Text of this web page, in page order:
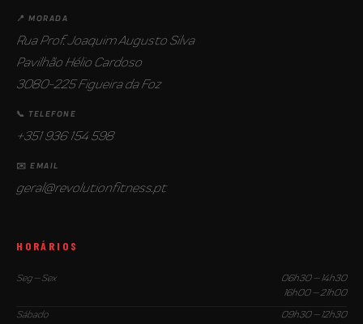
📍 MORADA
Rua Prof. Joaquim Augusto Silva
Pavilhão Hélio Cardoso
3080-225 Figueira da Foz
📞 TELEFONE
+351 936 154 598
✉️ EMAIL
geral@revolutionfitness.pt
HORÁRIOS
Seg — Sex
06h30 — 14h30
16h00 — 21h00
Sábado
09h30 — 12h30